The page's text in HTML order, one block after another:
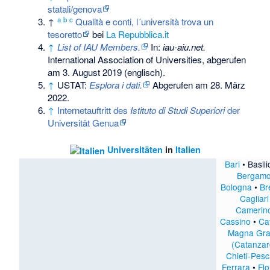
statali/genova
↑a b c Qualità e conti, l´università trova un
tesoretto
bei La Repubblica.it
↑ List of IAU Members. In:iau-aiu.net.
International Association of Universities, abgerufen
am 3. August 2019 (englisch).
↑ USTAT:Esplora i dati.
Abgerufen am 28. März
2022.
↑ Internetauftritt desIstituto di Studi Superiorider
Universität Genua
Universitäten in Italien
Bari•
Bologna•
Cagliari
Cassino •
Magna
Chieti-
Ferrara •